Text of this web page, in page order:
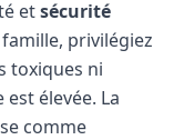
etsécurité
privilégiez
toxiques ni
élevée. La
comme